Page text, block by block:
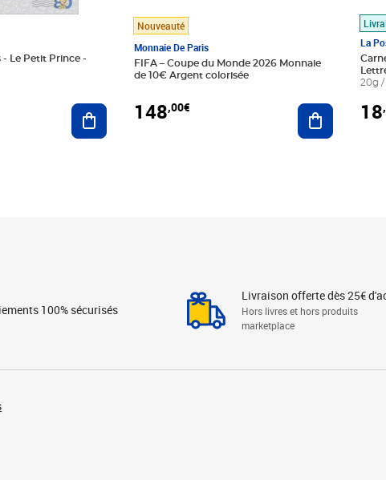
Le Petit Prince -
Ajouter au panier
Nouveauté
Monnaie De Paris
FIFA – Coupe du Monde 2026 Monnaie
de 10€ Argent colorisée
148,00€ Ajouter au
La
20g /
18
100% sécurisés
Livraison offerte dès 25€
Hors livres et hors produits
marketplace